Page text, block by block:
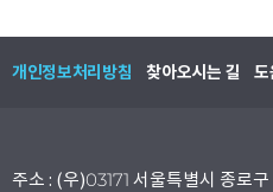
개인정보처리방침 찾아오시는 길 도
주소 : (우)03171 서울특별시 종로